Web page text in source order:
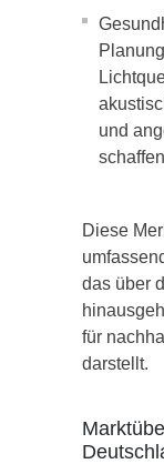
und
Diese
das über
für
darstellt.